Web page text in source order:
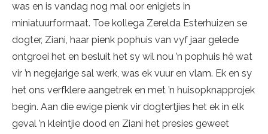
was en is vandag nog mal oor enigiets in
miniatuurformaat. Toe kollega Zerelda Esterhuizen se
dogter, Ziani, haar pienk pophuis van vyf jaar gelede
ontgroei het en besluit het sy wil nou ’n pophuis hê wat
vir ’n negejarige sal werk, was ek vuur en vlam. Ek en sy
het ons verfklere aangetrek en met ’n huisopknapprojek
begin. Aan die ewige pienk vir dogtertjies het ek in elk
geval ’n kleintjie dood en Ziani het presies geweet